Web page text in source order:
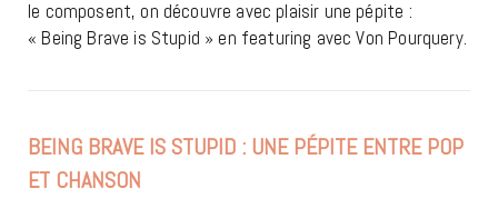
le composent, on découvre avec plaisir une pépite :
« Being Brave is Stupid » en featuring avec Von Pourquery.
BEING BRAVE IS STUPID : UNE PÉPITE ENTRE POP
ET CHANSON